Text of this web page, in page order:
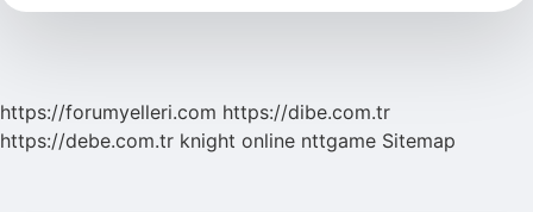
Yapar
https://forumyelleri.com https://dibe.com.tr
https://debe.com.tr knight online nttgame Sitemap